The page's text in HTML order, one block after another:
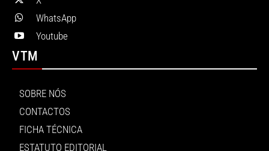
WhatsApp
Youtube
VTM
SOBRE NÓS
CONTACTOS
FICHA TÉCNICA
ESTATUTO EDITORIAL